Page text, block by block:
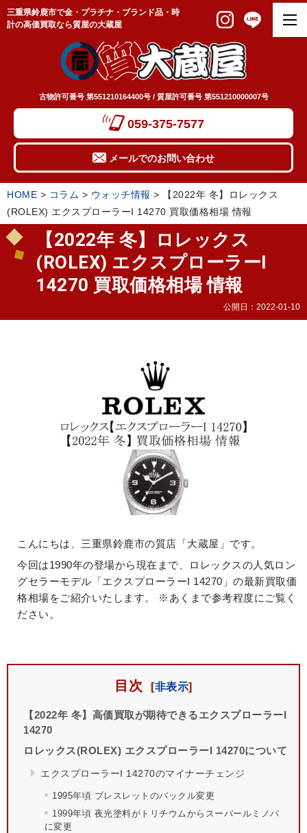
三重県鈴鹿市で金・プラチナ・ブランド品・時
計の高価買取なら質屋の大蔵屋
古物許可番号 第551210164400号 / 質屋許可番号 第551210000007号
059-375-7577
メールでのお問い合わせ
HOME > コラム > ウォッチ情報 >
【2022年 冬】ロレックス
(ROLEX) エクスプローラーI 14270 買取価格相場 情報
【2022年 冬】ロレックス
(ROLEX) エクスプローラーI
14270 買取価格相場 情報
公開日： 2022-01-10
こんにちは、三重県鈴鹿市の質店「大蔵屋」です。
今回は1990年の登場から現在まで、ロレックスの人気ロン
グセラーモデル「エクスプローラーI 14270」の最新買取価
格相場をご紹介いたします。 ※あくまで参考程度にご覧く
ださい。
目次
【2022年 冬】高価買取が期待できるエクスプローラーI
14270
ロレックス(ROLEX) エクスプローラーI 14270について
エクスプローラーI 14270のマイナーチェンジ
1995年頃 ブレスレットのバックル変更
1999年頃 夜光塗料がトリチウムからスーパールミノバ
に変更